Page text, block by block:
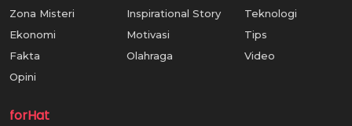
Zona Misteri
Ekonomi
Fakta
Opini
Inspirational Story
Motivasi
Olahraga
Teknologi
Tips
Video
forHat